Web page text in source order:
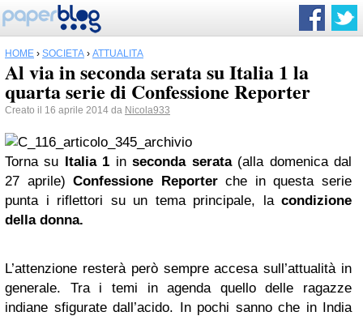
HOME › SOCIETÀ › ATTUALITÀ
Al via in seconda serata su Italia 1 la
quarta serie di Confessione Reporter
Creato il 16 aprile 2014 da Nicola933
Torna su Italia 1 inseconda serata(alla domenica dal
27 aprile)Confessione Reporterche in questa serie
punta i riflettori su un tema principale, la condizione
della donna.
L’attenzione resterà però sempre accesa sull’attualità in
generale. Tra i temi in agenda quello delle ragazze
indiane sfigurate dall’acido. In pochi sanno che in India